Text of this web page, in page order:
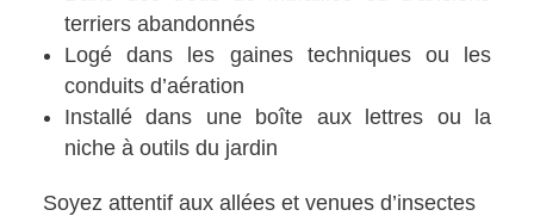
terriers abandonnés
Logé dans les gaines techniques ou les
conduits d’aération
Installé dans une boîte aux lettres ou la
niche à outils du jardin
Soyez attentif aux allées et venues d’insectes